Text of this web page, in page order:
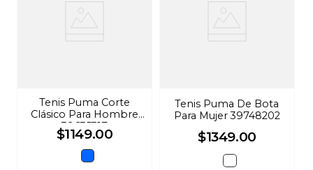
Tenis Puma Corte
Clásico Para Hombre
39635317
$1149.00
Tenis Puma De Bota
Para Mujer 39748202
$1349.00